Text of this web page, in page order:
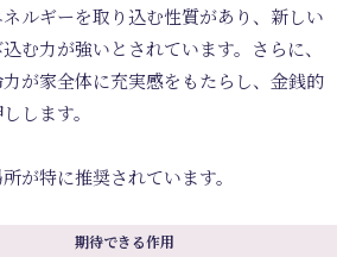
ルギーを取り込む性質があり、新しい
む力が強いとされています。さらに、
が家全体に充実感をもたらし、金銭的
します。
が特に推奨されています。
期待できる作用